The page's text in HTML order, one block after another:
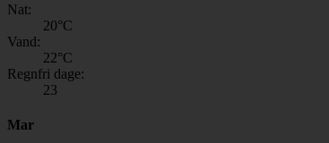
Nat:
20°C
Vand:
22°C
Regnfri dage:
23
Mar